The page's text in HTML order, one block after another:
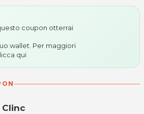
coupon otterrai
wallet. Per maggiori
qui
Clinc